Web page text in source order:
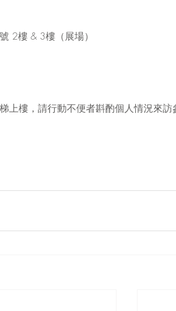
2樓 & 3樓（展場）
上樓，請行動不便者斟酌個人情況來訪